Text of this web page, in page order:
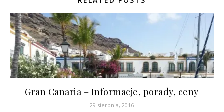
Gran Canaria – Informacje, porady, ceny
29 sierpnia, 2016